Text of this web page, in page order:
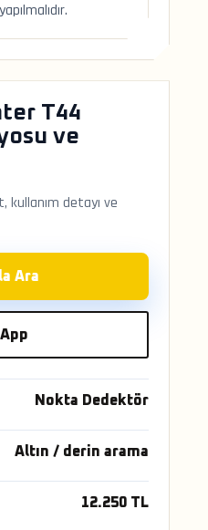
T44
ve
detayı ve
Ara
Nokta Dedektör
Altın / derin arama
12.250 TL